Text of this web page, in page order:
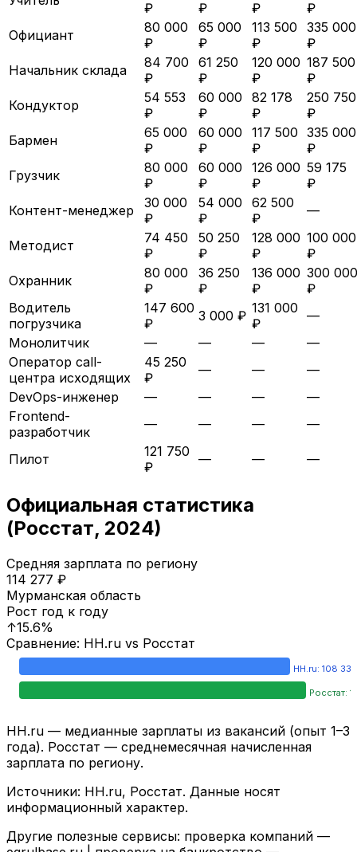
₽
₽
₽
₽
Официант
80 000
₽
65 000
₽
113 500
₽
335 000
₽
Начальник склада
84 700
₽
61 250
₽
120 000
₽
187 500
₽
Кондуктор
54 553
₽
60 000
₽
82 178
₽
250 750
₽
Бармен
65 000
₽
60 000
₽
117 500
₽
335 000
₽
Грузчик
80 000
₽
60 000
₽
126 000
₽
59 175
₽
Контент-менеджер
30 000
₽
54 000
₽
62 500
₽
—
Методист
74 450
₽
50 250
₽
128 000
₽
100 000
₽
Охранник
80 000
₽
36 250
₽
136 000
₽
300 000
₽
Водитель
погрузчика
147 600
₽
3 000 ₽ 131 000
₽
—
Монолитчик
— — —
—
Оператор call-
центра исходящих
45 250
₽
— —
—
DevOps-инженер
— — —
—
Frontend-
разработчик
— — — —
Пилот
121 750
₽
— — —
Официальная статистика
(Росстат, 2024)
Средняя зарплата по региону
114 277 ₽
Мурманская область
Рост год к году
↑15.6%
Сравнение: HH.ru vs Росстат
HH.ru: 108 335
Росстат:
HH.ru — медианные зарплаты из вакансий (опыт 1–3
года). Росстат — среднемесячная начисленная
зарплата по региону.
Источники: HH.ru, Росстат. Данные носят
информационный характер.
Другие полезные сервисы: проверка компаний —